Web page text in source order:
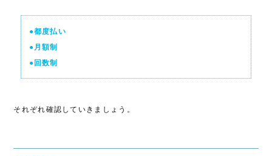
●都度払い
●月額制
●回数制
それぞれ確認していきましょう。